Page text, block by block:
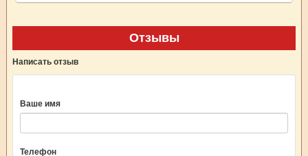
Отзывы
Написать отзыв
Ваше имя
Телефон